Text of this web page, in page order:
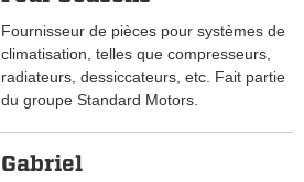
Fournisseur de pièces pour systèmes de
climatisation, telles que compresseurs,
radiateurs, dessiccateurs, etc. Fait partie
du groupe Standard Motors.
Gabriel